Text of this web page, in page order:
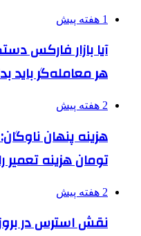
1 هفته پیش
آیا بازار فارکس
هر معامله‌گر باید
2 هفته پیش
هزینه پنهان
تومان هزینه
2 هفته پیش
نقش استرس در